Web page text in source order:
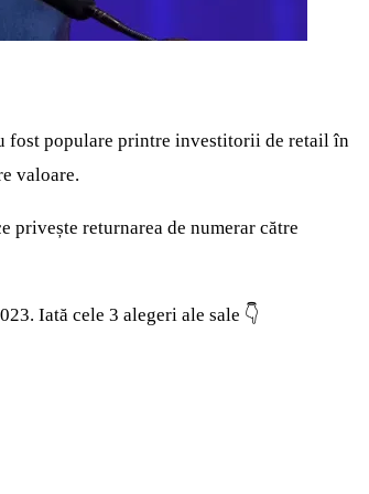
fost populare printre investitorii de retail în
valoare.
returnarea de numerar către
Iată cele 3 alegeri ale sale 👇